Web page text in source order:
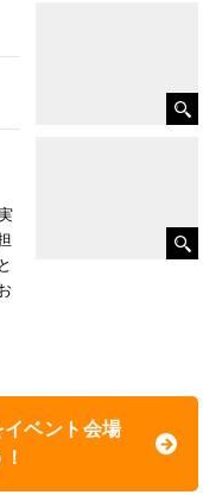
ベント会場